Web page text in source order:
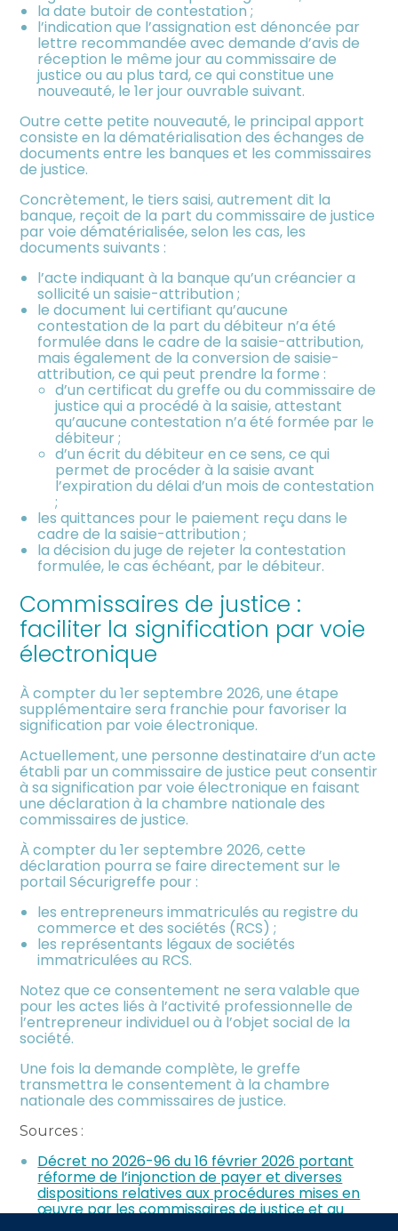
la date butoir de contestation ;
l’indication que l’assignation est dénoncée par
lettre recommandée avec demande d’avis de
réception le même jour au commissaire de
justice ou au plus tard, ce qui constitue une
nouveauté, le 1er jour ouvrable suivant.
Outre cette petite nouveauté, le principal apport
consiste en la dématérialisation des échanges de
documents entre les banques et les commissaires
de justice.
Concrètement, le tiers saisi, autrement dit la
banque, reçoit de la part du commissaire de justice
par voie dématérialisée, selon les cas, les
documents suivants :
l’acte indiquant à la banque qu’un créancier a
sollicité un saisie-attribution ;
le document lui certifiant qu’aucune
contestation de la part du débiteur n’a été
formulée dans le cadre de la saisie-attribution,
mais également de la conversion de saisie-
attribution, ce qui peut prendre la forme :
d’un certificat du greffe ou du commissaire de
justice qui a procédé à la saisie, attestant
qu’aucune contestation n’a été formée par le
débiteur ;
d’un écrit du débiteur en ce sens, ce qui
permet de procéder à la saisie avant
l’expiration du délai d’un mois de contestation
;
les quittances pour le paiement reçu dans le
cadre de la saisie-attribution ;
la décision du juge de rejeter la contestation
formulée, le cas échéant, par le débiteur.
Commissaires de justice :
faciliter la signification par voie
électronique
À compter du 1er septembre 2026, une étape
supplémentaire sera franchie pour favoriser la
signification par voie électronique.
Actuellement, une personne destinataire d’un acte
établi par un commissaire de justice peut consentir
à sa signification par voie électronique en faisant
une déclaration à la chambre nationale des
commissaires de justice.
À compter du 1er septembre 2026, cette
déclaration pourra se faire directement sur le
portail Sécurigreffe pour :
les entrepreneurs immatriculés au registre du
commerce et des sociétés (RCS) ;
les représentants légaux de sociétés
immatriculées au RCS.
Notez que ce consentement ne sera valable que
pour les actes liés à l’activité professionnelle de
l’entrepreneur individuel ou à l’objet social de la
société.
Une fois la demande complète, le greffe
transmettra le consentement à la chambre
nationale des commissaires de justice.
Sources :
Décret no 2026-96 du 16 février 2026 portant
réforme de l’injonction de payer et diverses
dispositions relatives aux procédures mises en
œuvre par les commissaires de justice et au